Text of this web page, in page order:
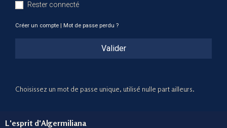
Rester connecté
Créer un compte Mot de passe perdu ?
Valider
Choisissez un mot de passe unique, utilisé nulle part ailleurs.
L'esprit d'Algermiliana